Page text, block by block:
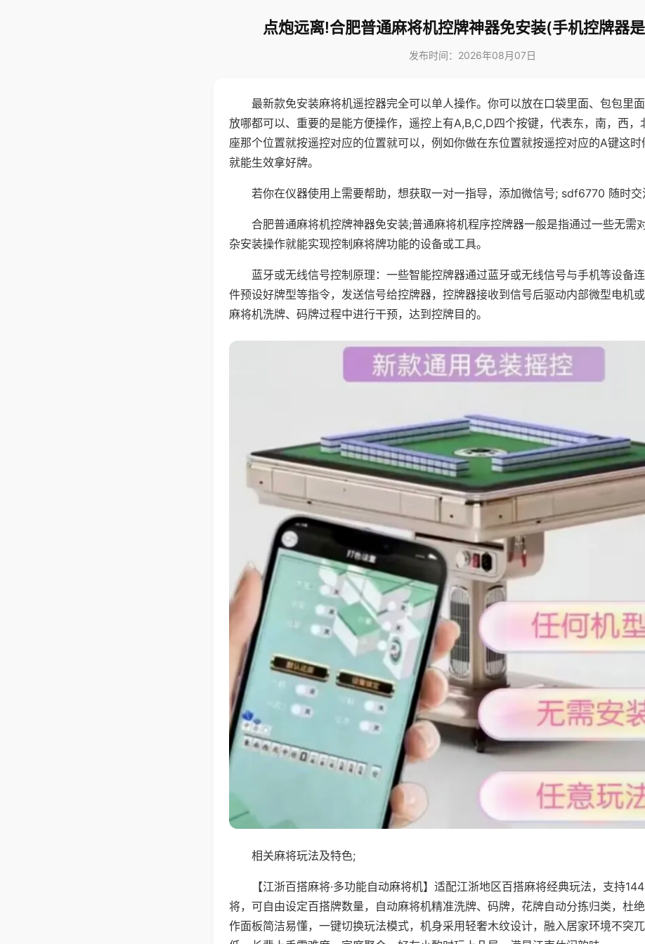
点炮远离!合肥普通麻将机控牌神器免安装(手机控牌器
发布时间：2026年08月07日
最新款免安装麻将机遥控器完全可以单人操作。你可以放在口袋里面、包包里
放哪都可以、重要的是能方便操作，遥控上有A,B,C,D四个按键，代表东，南，西，
座那个位置就按遥控对应的位置就可以，例如你做在东位置就按遥控对应的A键这时
就能生效拿好牌。
若你在仪器使用上需要帮助，想获取一对一指导，添加微信号; sdf6770 随时交
合肥普通麻将机控牌神器免安装;普通麻将机程序控牌器一般是指通过一些无需
杂安装操作就能实现控制麻将牌功能的设备或工具。
蓝牙或无线信号控制原理：一些智能控牌器通过蓝牙或无线信号与手机等设备
件预设好牌型等指令，发送信号给控牌器，控牌器接收到信号后驱动内部微型电机
麻将机洗牌、码牌过程中进行干预，达到控牌目的。
相关麻将玩法及特色;
【江浙百搭麻将·多功能自动麻将机】适配江浙地区百搭麻将经典玩法，支持
将，可自由设定百搭牌数量，自动麻将机精准洗牌、码牌，花牌自动分拣归类，杜
作面板简洁易懂，一键切换玩法模式，机身采用轻奢木纹设计，融入居家环境不突